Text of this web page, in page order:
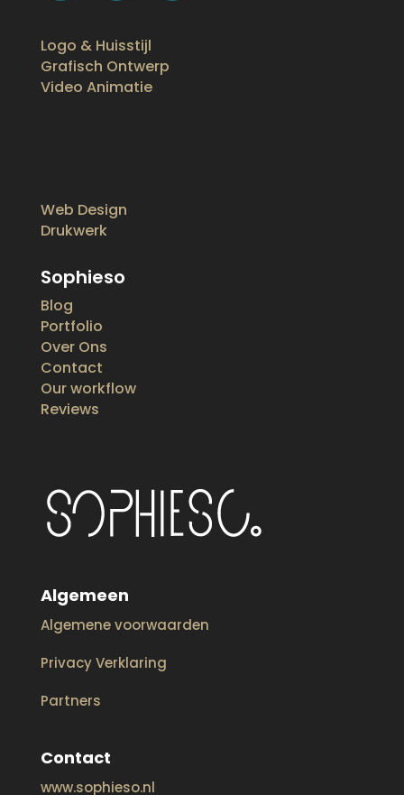
Logo & Huisstijl
Grafisch Ontwerp
Video Animatie
Web Design
Drukwerk
Sophieso
Blog
Portfolio
Over Ons
Contact
Our workflow
Reviews
Algemeen
Algemene voorwaarden
Privacy Verklaring
Partners
Contact
www.sophieso.nl